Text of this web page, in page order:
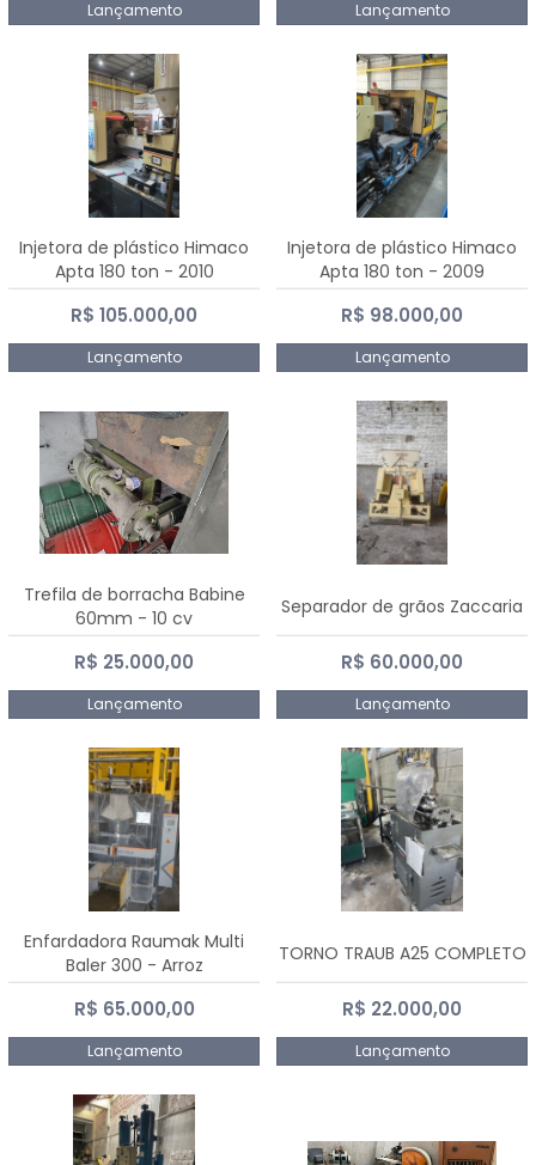
Lançamento Lançamento
Injetora de plástico Himaco
Apta 180 ton - 2010
R$ 105.000,00
Lançamento
Injetora de plástico Himaco
Apta 180 ton - 2009
R$ 98.000,00
Lançamento
Trefila de borracha Babine
60mm - 10 cv
R$ 25.000,00
Lançamento
Separador de grãos Zaccaria
R$ 60.000,00
Lançamento
Enfardadora Raumak Multi
Baler 300 - Arroz
R$ 65.000,00
Lançamento
TORNO TRAUB A25 COMPLETO
R$ 22.000,00
Lançamento